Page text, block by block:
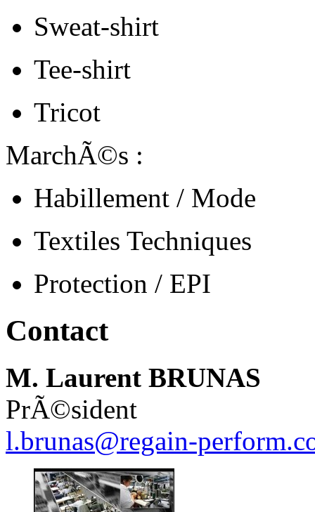
Sweat-shirt
Tee-shirt
Tricot
MarchÃ©s :
Habillement / Mode
Textiles Techniques
Protection / EPI
Contact
M. Laurent BRUNAS
PrÃ©sident
l.brunas@regain-